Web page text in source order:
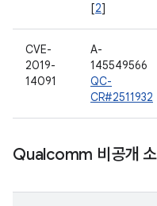
[2]
CVE-
2019-
14091
A-
145549566
QC-
CR#2511932
Qualcomm 비공개